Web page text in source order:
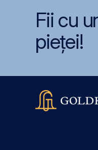
Fii cu
pieței!